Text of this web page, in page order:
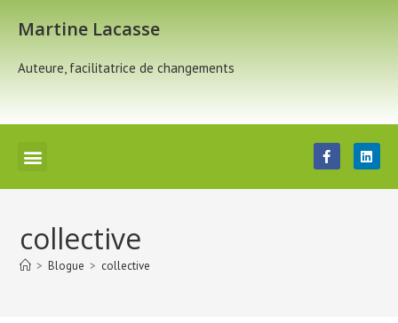
Martine Lacasse
Auteure, facilitatrice de changements
collective
> Blogue > collective